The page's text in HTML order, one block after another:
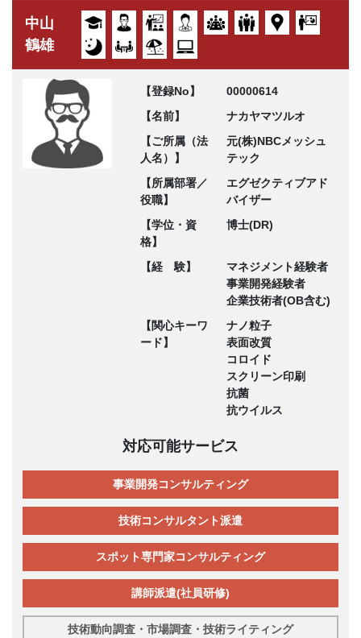
中山
鶴雄
【登録No】
00000614
【名前】
ナカヤマツルオ
【ご所属（法
人名）】
元(株)NBCメッシュ
テック
【所属部署／
役職】
エグゼクティブアド
バイザー
【学位・資
格】
博士(DR)
【経 験】
マネジメント経験者
事業開発経験者
企業技術者(OB含む)
【関心キーワ
ード】
ナノ粒子
表面改質
コロイド
スクリーン印刷
抗菌
抗ウイルス
対応可能サービス
事業開発コンサルティング
技術コンサルタント派遣
スポット専門家コンサルティング
講師派遣(社員研修)
技術動向調査・市場調査・技術ライティング